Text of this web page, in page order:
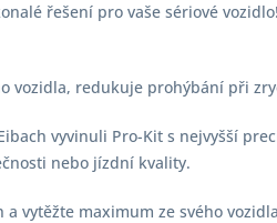
řešení pro vaše sériové
vozidla, redukuje prohýbání při
vyvinuli Pro-Kit s nejvyšší
nebo jízdní kvality.
vytěžte maximum ze svého